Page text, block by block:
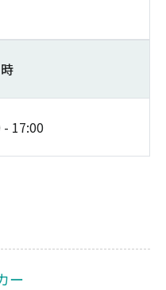
- 17:00
ー